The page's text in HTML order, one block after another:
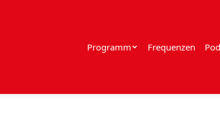
Programm Frequenzen